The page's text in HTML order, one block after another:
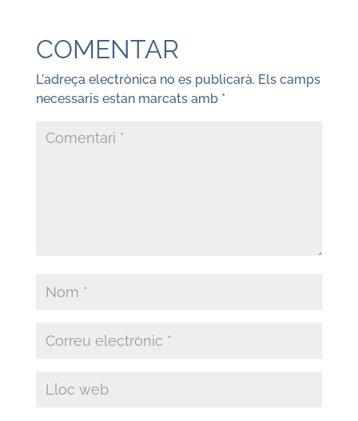
COMENTAR
L'adreça electrònica no es publicarà. Els camps
necessaris estan marcats amb *